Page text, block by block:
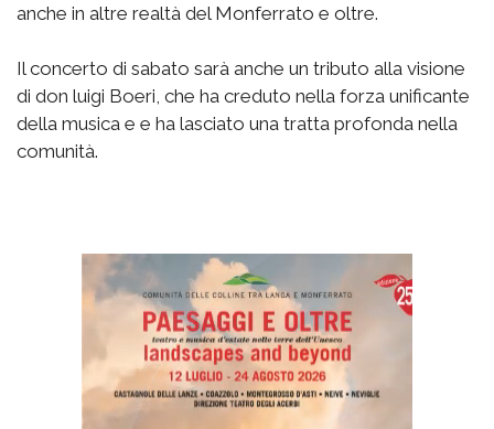
anche in altre realtà del Monferrato e oltre.
Il concerto di sabato sarà anche un tributo alla visione
di don luigi Boeri, che ha creduto nella forza unificante
della musica e e ha lasciato una tratta profonda nella
comunità.